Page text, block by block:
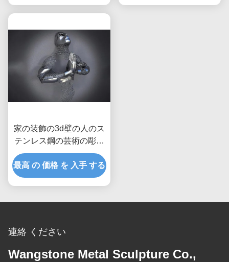
家の装飾の3d壁の人のス
テンレス鋼の芸術の彫刻
のマットの比ゆ的な終わ
り
最高 の 価格 を 入手 する
連絡 ください
Wangstone Metal Sculpture Co.,